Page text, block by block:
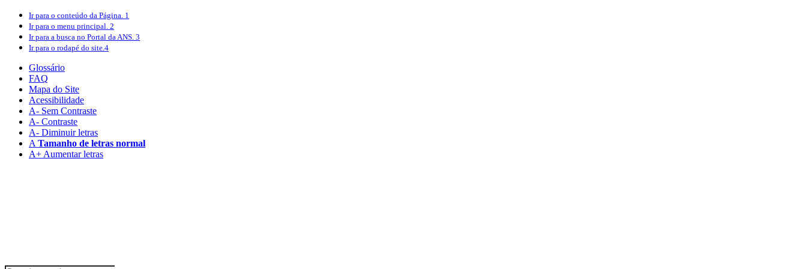
Ir para o conteúdo da Página. 1
Ir para o menu principal. 2
Ir para a busca no Portal da ANS. 3
Ir para o rodapé do site.4
Glossário
FAQ
Mapa do Site
Acessibilidade
A- Sem Contraste
A- Contraste
A- Diminuir letras
A Tamanho de letras normal
A+ Aumentar letras